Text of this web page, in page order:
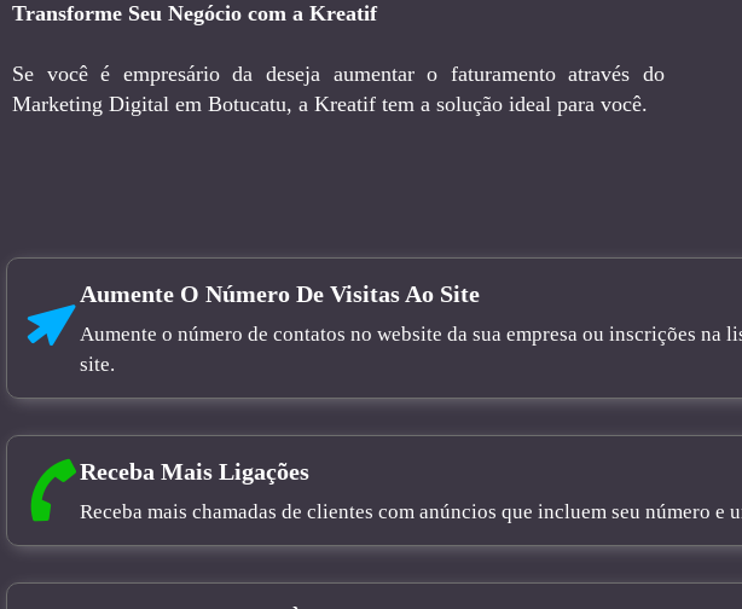
Transforme Seu Negócio com a Kreatif
Se você é empresário da deseja aumentar o faturamento através do
Marketing Digital em Botucatu, a Kreatif tem a solução ideal para você.
Aumente O Número De Visitas Ao Site
Aumente o número de contatos no website da sua empresa ou inscrições na
site.
Receba Mais Ligações
Receba mais chamadas de clientes com anúncios que incluem seu número